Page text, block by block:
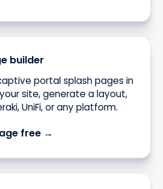
builder
portal splash pages in
site, generate a layout,
UniFi, or any platform.
free →